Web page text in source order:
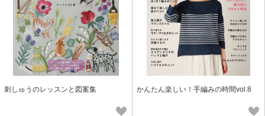
刺しゅうのレッスンと図案集 かんたん楽しい！手編みの時間vol.8